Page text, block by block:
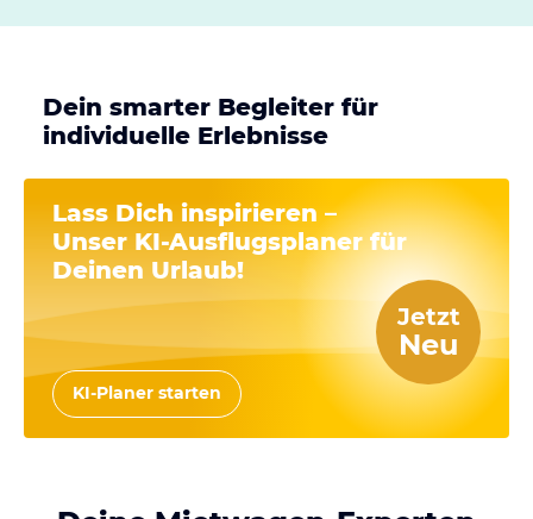
Dein smarter Begleiter für
individuelle Erlebnisse
Lass Dich inspirieren –
Unser KI-Ausflugsplanerfür
Deinen Urlaub!
Jetzt
Neu
KI-Planer starten